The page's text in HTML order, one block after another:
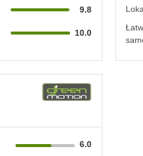
9.8
10.0
6.0